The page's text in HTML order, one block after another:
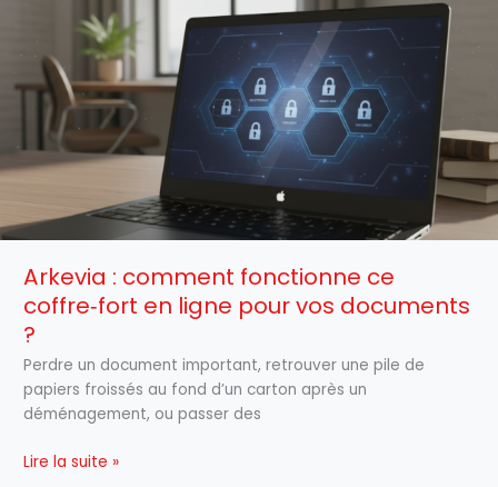
Arkevia : comment fonctionne ce
coffre‑fort en ligne pour vos documents
?
Perdre un document important, retrouver une pile de
papiers froissés au fond d’un carton après un
déménagement, ou passer des
comment
fonctionne
ce
coffre‑fort
ligne
pour
documents
?
Lire la suite »